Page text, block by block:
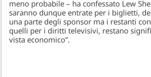
meno probabile – ha confessato Lew
saranno dunque entrate per i biglietti,
una parte degli sponsor ma i restanti
quelli per i diritti televisivi, restano
vista economico”.